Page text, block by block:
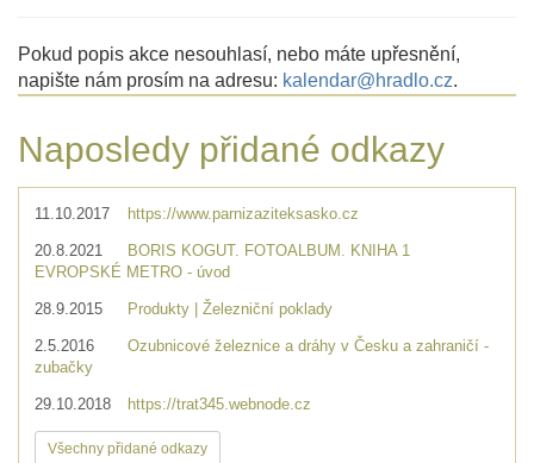
Pokud popis akce nesouhlasí, nebo máte upřesnění,
napište nám prosím na adresu: kalendar@hradlo.cz.
Naposledy přidané odkazy
11.10.2017 https://www.parnizaziteksasko.cz
20.8.2021
BORIS KOGUT. FOTOALBUM. KNIHA 1
EVROPSKÉ METRO - úvod
28.9.2015 Produkty | Železniční poklady
2.5.2016
Ozubnicové železnice a dráhy v Česku a zahraničí -
zubačky
29.10.2018 https://trat345.webnode.cz
Všechny přidané odkazy